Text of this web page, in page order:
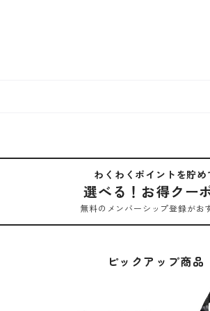
わくわくポイントを貯め
選べる！お得クー
無料のメンバーシップ登録がお
ピックアップ商品